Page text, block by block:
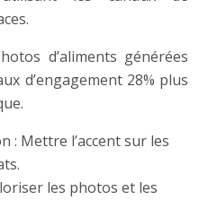
d’aliments générées
d’engagement 28% plus
: Mettre l’accent sur les
les photos et les